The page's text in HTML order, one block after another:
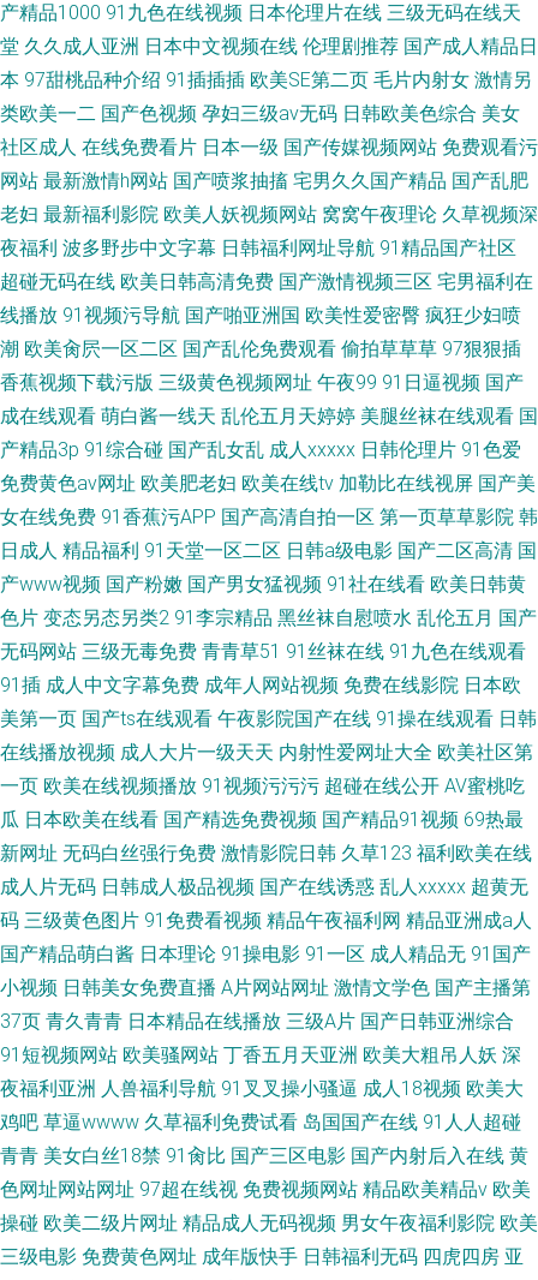
产精品1000 91九色在线视频 日本伦理片在线 三级无码在线天
堂 久久成人亚洲 日本中文视频在线 伦理剧推荐 国产成人精品日
本 97甜桃品种介绍 91插插插 欧美SE第二页 毛片内射女 激情另
类欧美一二 国产色视频 孕妇三级av无码 日韩欧美色综合 美女
社区成人 在线免费看片 日本一级 国产传媒视频网站 免费观看污
网站 最新激情h网站 国产喷浆抽搐 宅男久久国产精品 国产乱肥
老妇 最新福利影院 欧美人妖视频网站 窝窝午夜理论 久草视频深
夜福利 波多野步中文字幕 日韩福利网址导航 91精品国产社区
超碰无码在线 欧美日韩高清免费 国产激情视频三区 宅男福利在
线播放 91视频污导航 国产啪亚洲国 欧美性爱密臀 疯狂少妇喷
潮 欧美肏屄一区二区 国产乱伦免费观看 偷拍草草草 97狠狠插
香蕉视频下载污版 三级黄色视频网址 午夜99 91日逼视频 国产
成在线观看 萌白酱一线天 乱伦五月天婷婷 美腿丝袜在线观看 国
产精品3p 91综合碰 国产乱女乱 成人xxxxx 日韩伦理片 91色爱
免费黄色av网址 欧美肥老妇 欧美在线tv 加勒比在线视屏 国产美
女在线免费 91香蕉污APP 国产高清自拍一区 第一页草草影院 韩
日成人 精品福利 91天堂一区二区 日韩a级电影 国产二区高清 国
产www视频 国产粉嫩 国产男女猛视频 91社在线看 欧美日韩黄
色片 变态另态另类2 91李宗精品 黑丝袜自慰喷水 乱伦五月 国产
无码网站 三级无毒免费 青青草51 91丝袜在线 91九色在线观看
91插 成人中文字幕免费 成年人网站视频 免费在线影院 日本欧
美第一页 国产ts在线观看 午夜影院国产在线 91操在线观看 日韩
在线播放视频 成人大片一级天天 内射性爱网址大全 欧美社区第
一页 欧美在线视频播放 91视频污污污 超碰在线公开 AV蜜桃吃
瓜 日本欧美在线看 国产精选免费视频 国产精品91视频 69热最
新网址 无码白丝强行免费 激情影院日韩 久草123 福利欧美在线
成人片无码 日韩成人极品视频 国产在线诱惑 乱人xxxxx 超黄无
码 三级黄色图片 91免费看视频 精品午夜福利网 精品亚洲成a人
国产精品萌白酱 日本理论 91操电影 91一区 成人精品无 91国产
小视频 日韩美女免费直播 A片网站网址 激情文学色 国产主播第
37页 青久青青 日本精品在线播放 三级A片 国产日韩亚洲综合
91短视频网站 欧美骚网站 丁香五月天亚洲 欧美大粗吊人妖 深
夜福利亚洲 人兽福利导航 91叉叉操小骚逼 成人18视频 欧美大
鸡吧 草逼wwww 久草福利免费试看 岛国国产在线 91人人超碰
青青 美女白丝18禁 91肏比 国产三区电影 国产内射后入在线 黄
色网址网站网址 97超在线视 免费视频网站 精品欧美精品v 欧美
操碰 欧美二级片网址 精品成人无码视频 男女午夜福利影院 欧美
三级电影 免费黄色网址 成年版快手 日韩福利无码 四虎四房 亚